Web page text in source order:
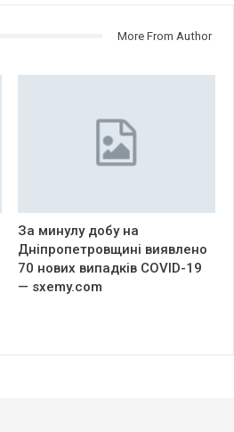
More From Author
За минулу добу на
Дніпропетровщині виявлено
70 нових випадків COVID-19
— sxemy.com